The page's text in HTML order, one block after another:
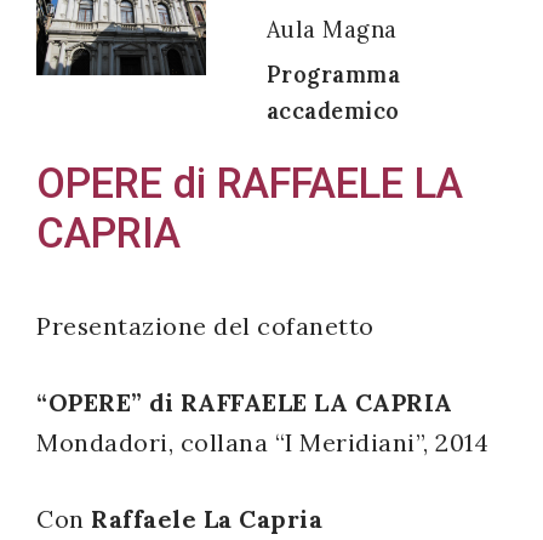
Aula Magna
Programma
accademico
OPERE di RAFFAELE LA
CAPRIA
Presentazione del cofanetto
“OPERE” di RAFFAELE LA CAPRIA
Mondadori, collana “I Meridiani”, 2014
Con Raffaele La Capria
Acconsento
all'uso dei
accordo
decreto
legislativo